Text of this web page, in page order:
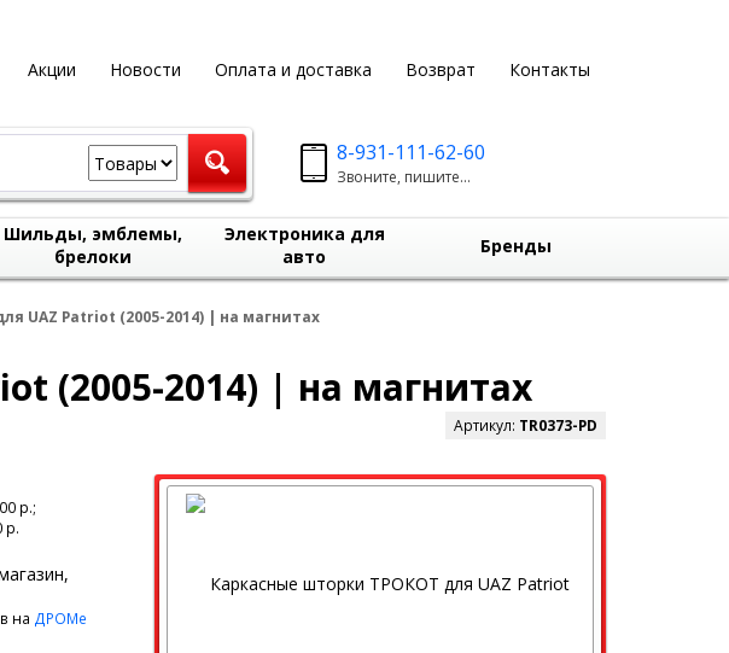
Акции Новости Оплата и доставка Возврат Контакты
8-931-111-62-60
Звоните, пишите...
Шильды, эмблемы,
брелоки
Электроника для
авто
Бренды
UAZ Patriot (2005-2014) | на магнитах
(2005-2014) | на магнитах
Артикул: TR0373-PD
р.;
р.
на ДРОМе